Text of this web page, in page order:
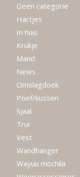
Geen categorie
Hartjes
In huis
Krukje
Mand
News
Omslagdoek
Poef/kussen
Sjaal
Trui
Vest
Wandhanger
Wayuu mochila